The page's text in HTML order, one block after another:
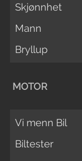
Skjønnhet
Mann
Bryllup
MOTOR
Vi menn Bil
Biltester